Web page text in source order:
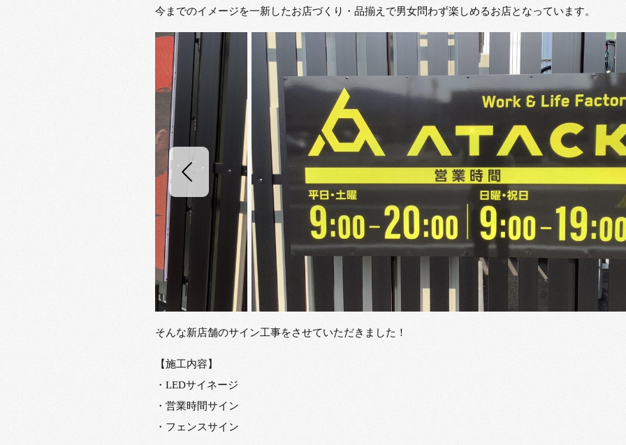
今までのイメージを一新したお店づくり・品揃えで男女問わず楽しめるお店となっています。
そんな新店舗のサイン工事をさせていただきました！
【施工内容】
・LEDサイネージ
・営業時間サイン
・フェンスサイン